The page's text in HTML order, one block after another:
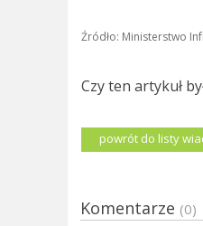
Źródło: Ministerstwo
Czy ten artykuł
powrót do listy
Komentarze (0)